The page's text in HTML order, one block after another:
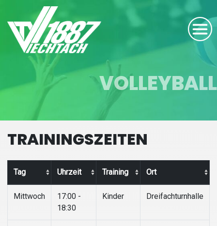
VOLLEYBALL
TRAININGSZEITEN
Tag Uhrzeit Training Ort
Mittwoch
17:00 -
18:30
Kinder Dreifachturnhalle